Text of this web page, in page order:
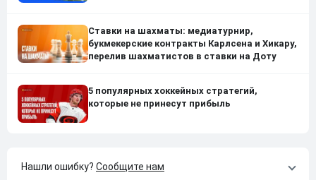
Ставки на шахматы: медиатурнир,
букмекерские контракты Карлсена и Хикару,
перелив шахматистов в ставки на Доту
5 популярных хоккейных стратегий,
которые не принесут прибыль
Нашли ошибку? Сообщите нам